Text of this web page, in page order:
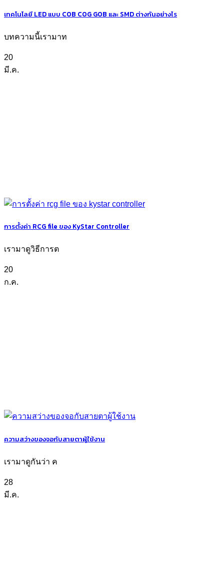
เทคโนโลยี LED แบบ COB COG GOB และ SMD ต่างกันอย่างไร
บทความนี้เรามาท
20
มี.ค.
การตั้งค่า RCG file ของ KyStar Controller
เรามาดูวิธีการต
20
ก.ค.
ความสว่างของจอกับสายตาผู้ใช้งาน
เรามาดูกันว่า ค
28
มี.ค.